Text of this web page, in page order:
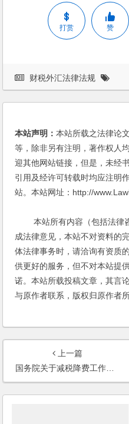
打赏 赞
财税外汇法律法规
本站声明：本站所载之法律论
等，除非另有注明，著作权人
迎其他网站链接，但是，未经
引用及经许可转载时均应注明
站。本站网址：http://
本站所有内容（包括法律咨
成法律意见，本站不对资料的
体法律事务时，请洽询有资质
供更好的服务，但不对本站提
诺。本站所载投稿文章，其言
与原作者联系，版权归原作者所
上一篇
国务院关于减税降费工作情况的报告